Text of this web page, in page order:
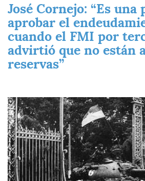
José Cornejo: “Es una
aprobar el
cuando el FMI por
advirtió que no están
reservas”
Imagen